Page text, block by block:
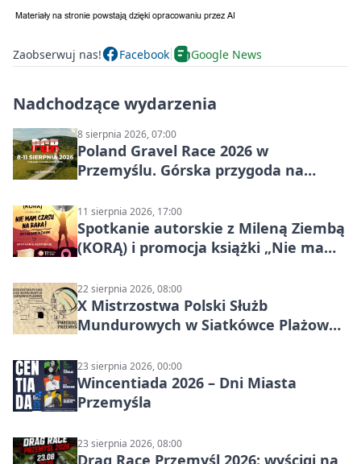
Zaobserwuj nas! Facebook Google News
Nadchodzące wydarzenia
8 sierpnia 2026, 07:00
Poland Gravel Race 2026 w
Przemyślu. Górska przygoda na
11 sierpnia 2026, 17:00
Spotkanie autorskie z Mileną Ziembą
(KORĄ) i promocja książki „Nie mam
22 sierpnia 2026, 08:00
X Mistrzostwa Polski Służb
Mundurowych w Siatkówce Plażowej
23 sierpnia 2026, 00:00
Wincentiada 2026 – Dni Miasta
Przemyśla
23 sierpnia 2026, 08:00
Drag Race Przemyśl 2026: wyścigi na